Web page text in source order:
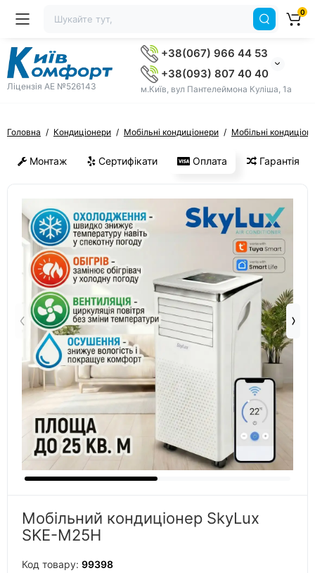
Ліцензія AE №526143
+38(067) 966 44 53
+38(093) 807 40 40
м.Київ, вул Пантелеймона Куліша, 1а
0
Головна Кондиціонери Мобільні кондиціонери Мобільні
Монтаж Сертифікати Оплата Гарантія
Мобільний кондиціонер SkyLux
SKE-M25H
Код товару: 99398